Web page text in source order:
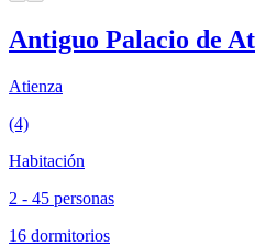
Antiguo Palacio de
Atienza
(4)
Habitación
2 - 45 personas
16 dormitorios